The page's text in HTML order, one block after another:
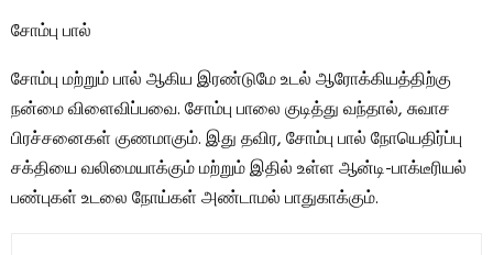
சோம்பு பால்
சோம்பு மற்றும் பால் ஆகிய இரண்டுமே உடல் ஆரோக்கியத்திற்கு
நன்மை விளைவிப்பவை. சோம்பு பாலை குடித்து வந்தால், சுவாச
பிரச்சனைகள் குணமாகும். இது தவிர, சோம்பு பால் நோயெதிர்ப்பு
சக்தியை வலிமையாக்கும் மற்றும் இதில் உள்ள ஆன்டி-பாக்டீரியல்
பண்புகள் உடலை நோய்கள் அண்டாமல் பாதுகாக்கும்.